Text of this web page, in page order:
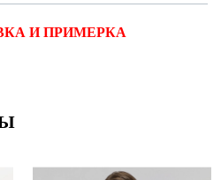
И ПРИМЕРКА